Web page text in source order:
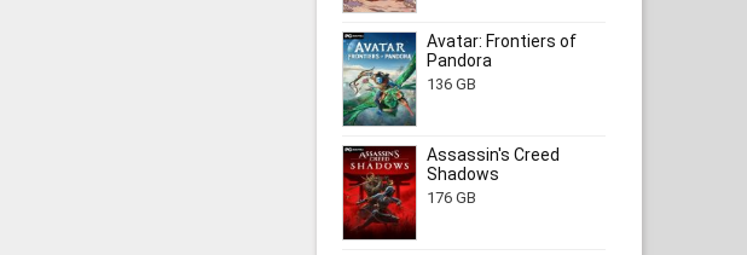
Avatar: Frontiers of
Pandora
136 GB
Assassin's Creed
Shadows
176 GB